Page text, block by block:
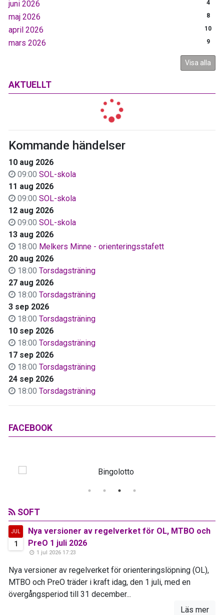
juni 2026 4
maj 2026 8
april 2026 10
mars 2026 9
Visa alla
AKTUELLT
Kommande händelser
10 aug 2026
09:00 SOL-skola
11 aug 2026
09:00 SOL-skola
12 aug 2026
09:00 SOL-skola
13 aug 2026
18:00 Melkers Minne - orienteringsstafett
20 aug 2026
18:00 Torsdagsträning
27 aug 2026
18:00 Torsdagsträning
3 sep 2026
18:00 Torsdagsträning
10 sep 2026
18:00 Torsdagsträning
17 sep 2026
18:00 Torsdagsträning
24 sep 2026
18:00 Torsdagsträning
FACEBOOK
SOFT
JUL
1
Nya versioner av regelverket för OL, MTBO och
PreO 1 juli 2026
1 jul 2026 17:23
Nya versioner av regelverket för orienteringslöpning (OL),
MTBO och PreO träder i kraft idag, den 1 juli, med en
övergångsperiod till 31 december...
Läs mer